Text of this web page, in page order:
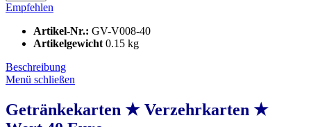
Empfehlen
Artikel-Nr.: GV-V008-40
Artikelgewicht 0.15 kg
Beschreibung
Menü schließen
Getränkekarten ★ Verzehrkarten ★